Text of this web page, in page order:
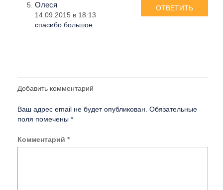
Олеся
14.09.2015 в 18:13
спасибо большое
ОТВЕТИТЬ
Добавить комментарий
Ваш адрес email не будет опубликован. Обязательные
поля помечены *
Комментарий *